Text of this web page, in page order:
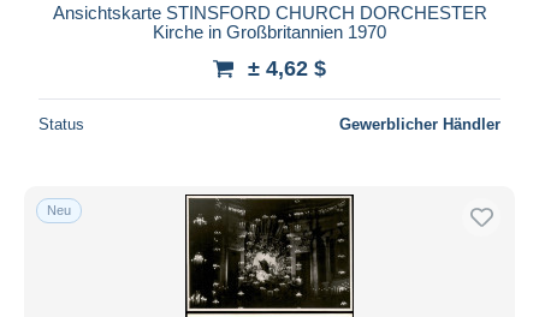
Ansichtskarte STINSFORD CHURCH DORCHESTER
Kirche in Großbritannien 1970
± 4,62 $
Status Gewerblicher Händler
Neu